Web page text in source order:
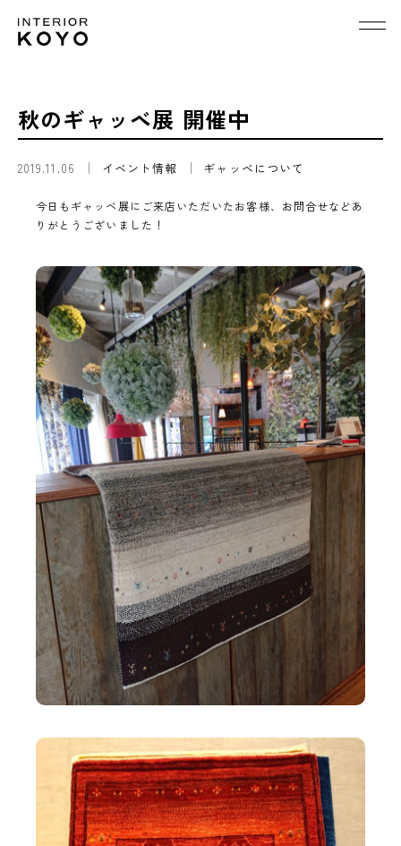
秋のギャッベ展 開催中
2019.11.06 イベント情報 ギャッベについて
今日もギャッベ展にご来店いただいたお客様、お問合せなどあ
りがとうございました！